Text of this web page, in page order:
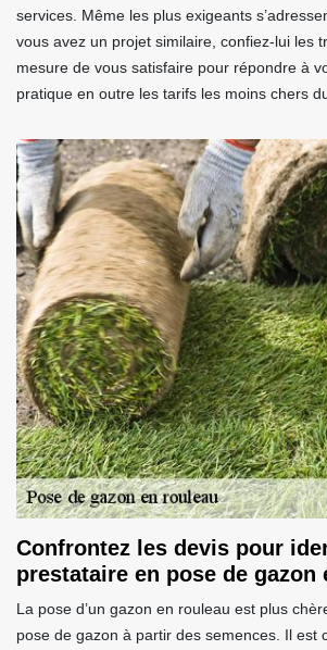
services. Même les plus exigeants
vous avez un projet similaire, confiez-lui les
mesure de vous satisfaire pour répondre à
pratique en outre les tarifs les moins chers
Confrontez les devis pour
prestataire en pose de gazon
La pose d’un gazon en rouleau est plus
pose de gazon à partir des semences. Il est